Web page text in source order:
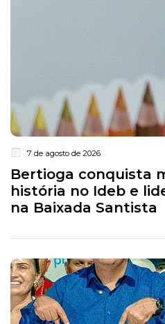
7 de agosto de 2026
Bertioga conquista
história no Ideb e
na Baixada Santista